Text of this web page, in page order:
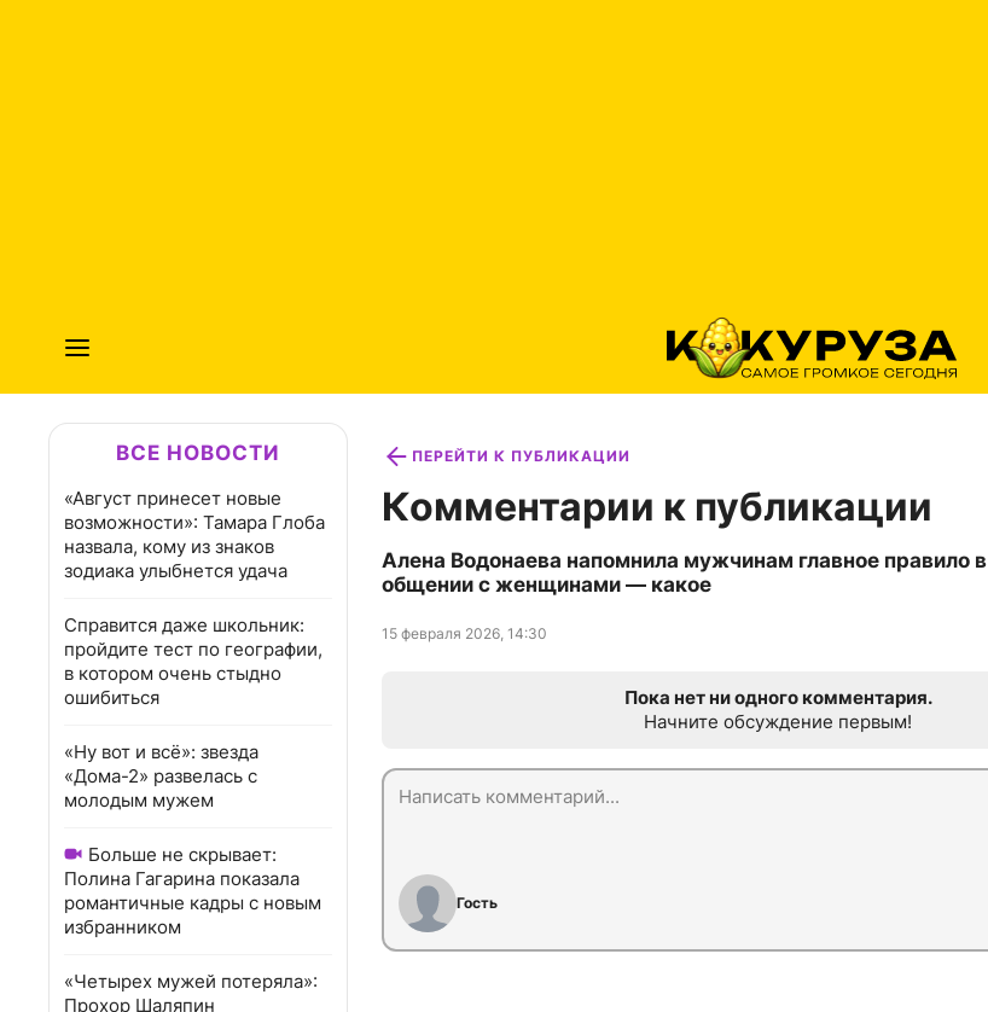
ВСЕ НОВОСТИ
«Август принесет новые
возможности»: Тамара Глоба
назвала, кому из знаков
зодиака улыбнется удача
Справится даже школьник:
пройдите тест по географии,
в котором очень стыдно
ошибиться
«Ну вот и всё»: звезда
«Дома-2» развелась с
молодым мужем
Больше не скрывает:
Полина Гагарина показала
романтичные кадры с новым
избранником
«Четырех мужей потеряла»:
Прохор Шаляпин
ПЕРЕЙТИ К ПУБЛИКАЦИИ
Комментарии к публикации
Алена Водонаева напомнила мужчинам главное правило в
общении с женщинами — какое
15 февраля 2026, 14:30
Пока нет ни одного комментария.
Начните обсуждение первым!
Гость